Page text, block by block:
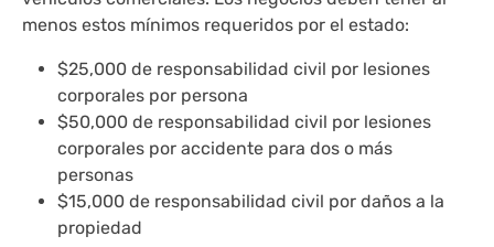
menos estos mínimos requeridos por el estado:
$25,000 de responsabilidad civil por lesiones
corporales por persona
$50,000 de responsabilidad civil por lesiones
corporales por accidente para dos o más
personas
$15,000 de responsabilidad civil por daños a la
propiedad